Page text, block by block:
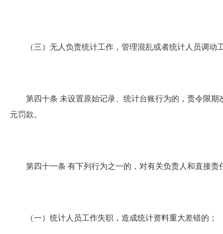
（三）无人负责统计工作，管理混乱或者统计人员调动
第四十条 未设置原始记录、统计台账行为的，责令限期
元罚款。
第四十一条 有下列行为之一的，对有关负责人和直接责
（一）统计人员工作失职，造成统计资料重大差错的；